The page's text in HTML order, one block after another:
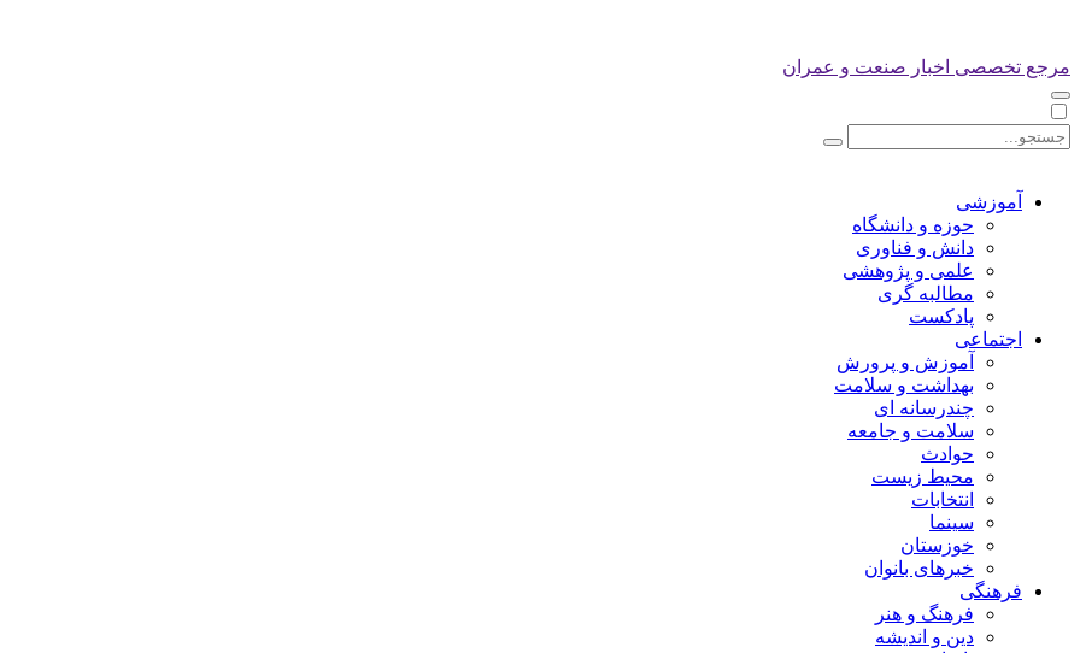
مرجع تخصصی اخبار صنعت و عمران
آموزشی
حوزه و دانشگاه
دانش و فناوری
علمی و پژوهشی
مطالبه گری
پادکست
اجتماعی
آموزش و پرورش
بهداشت و سلامت
چندرسانه ای
سلامت و جامعه
حوادث
محیط زیست
انتخابات
سینما
خوزستان
خبرهای بانوان
فرهنگی
فرهنگ و هنر
دین و اندیشه